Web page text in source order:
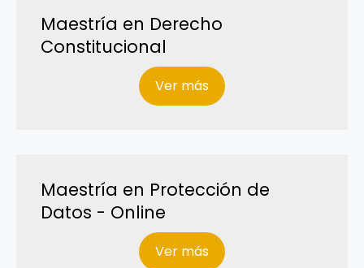
Maestría en Derecho
Constitucional
Ver más
Maestría en Protección de
Datos - Online
Ver más